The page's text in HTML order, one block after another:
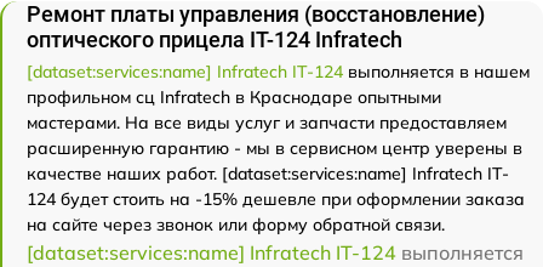
Ремонт платы управления (восстановление)
оптического прицела IT-124 Infratech
[dataset:services:name] Infratech IT-124 выполняется в нашем
профильном сц Infratech в Краснодаре опытными
мастерами. На все виды услуг и запчасти предоставляем
расширенную гарантию - мы в сервисном центр уверены в
качестве наших работ. [dataset:services:name] Infratech IT-
124 будет стоить на -15% дешевле при оформлении заказа
на сайте через звонок или форму обратной связи.
[dataset:services:name] Infratech IT-124 выполняется